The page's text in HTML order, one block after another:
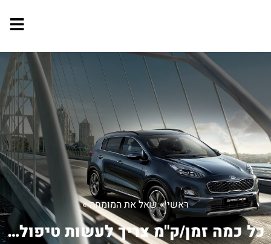
ראשי»שאל את המומחה»
כל כמה זמן/ק"מ צריך לעשות טיפול ליונד...